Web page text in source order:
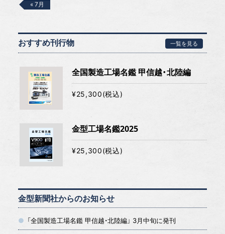
« 7月
おすすめ刊行物 一覧を見る
全国製造工場名鑑 甲信越・北陸編
¥25,300(税込)
金型工場名鑑2025
¥25,300(税込)
金型新聞社からのお知らせ
「全国製造工場名鑑 甲信越・北陸編」 3月中旬に発刊